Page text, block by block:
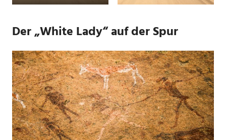
Der „White Lady“ auf der Spur